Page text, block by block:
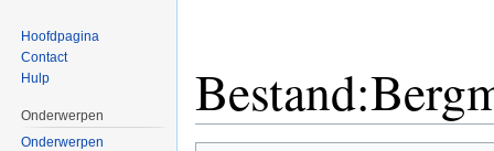
Hoofdpagina
Contact
Hulp
Onderwerpen
Onderwerpen